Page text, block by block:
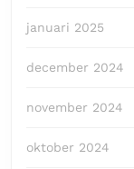
januari 2025
december 2024
november 2024
oktober 2024